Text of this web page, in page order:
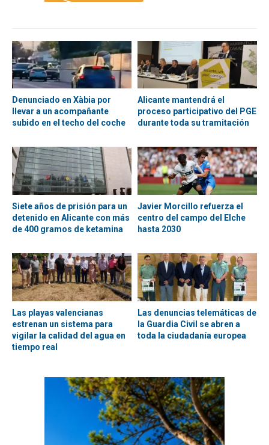
Denunciado en Xàbia por
llevar a un acompañante
subido en el techo del coche
Alicante mantendrá el
proceso participativo del PGE
durante toda su tramitación
Siete años de prisión para un
detenido en Alicante con más
de 400 gramos de ketamina
Javier Morcillo refuerza el
centro del campo del Elche
hasta 2030
Las playas valencianas
estrenan un sistema para
vigilar la calidad del agua en
tiempo real
Las denuncias telemáticas de
la Guardia Civil se abren a
toda la ciudadanía europea